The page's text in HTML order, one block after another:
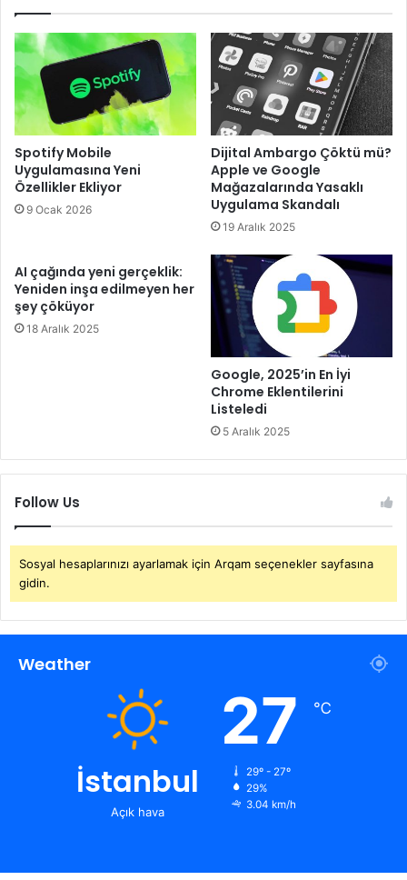
Spotify Mobile
Uygulamasına Yeni
Özellikler Ekliyor
9 Ocak 2026
Dijital Ambargo Çöktü mü?
Apple ve Google
Mağazalarında Yasaklı
Uygulama Skandalı
19 Aralık 2025
AI çağında yeni gerçeklik:
Yeniden inşa edilmeyen her
şey çöküyor
18 Aralık 2025
Google, 2025’in En İyi
Chrome Eklentilerini
Listeledi
5 Aralık 2025
Follow Us
Sosyal hesaplarınızı ayarlamak için Arqam seçenekler sayfasına
gidin.
Weather
İstanbul
Açık hava
27 ℃
29º - 27º
29%
3.04 km/h